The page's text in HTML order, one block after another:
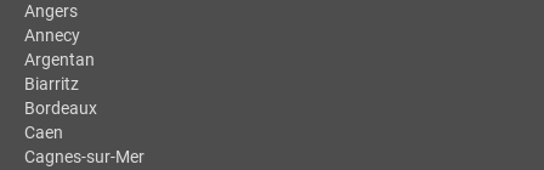
Angers
Annecy
Argentan
Biarritz
Bordeaux
Caen
Cagnes-sur-Mer